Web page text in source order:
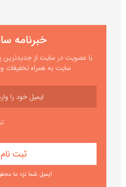
خبرنامه
با عضویت در سایت از جدیدترین
سایت به همراه تخفیفات
ایمیل شما نزد ما